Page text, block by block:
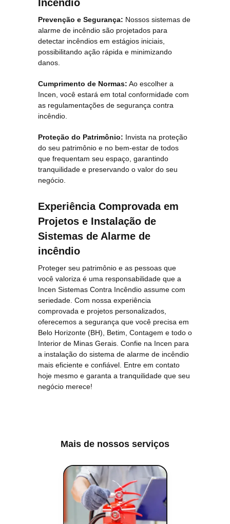
Incêndio
Prevenção e Segurança: Nossos sistemas de
alarme de incêndio são projetados para
detectar incêndios em estágios iniciais,
possibilitando ação rápida e minimizando
danos.
Cumprimento de Normas: Ao escolher a
Incen, você estará em total conformidade com
as regulamentações de segurança contra
incêndio.
Proteção do Patrimônio: Invista na proteção
do seu patrimônio e no bem-estar de todos
que frequentam seu espaço, garantindo
tranquilidade e preservando o valor do seu
negócio.
Experiência Comprovada em
Projetos e Instalação de
Sistemas de Alarme de
incêndio
Proteger seu patrimônio e as pessoas que
você valoriza é uma responsabilidade que a
Incen Sistemas Contra Incêndio assume com
seriedade. Com nossa experiência
comprovada e projetos personalizados,
oferecemos a segurança que você precisa em
Belo Horizonte (BH), Betim, Contagem e todo o
Interior de Minas Gerais. Confie na Incen para
a instalação do sistema de alarme de incêndio
mais eficiente e confiável. Entre em contato
hoje mesmo e garanta a tranquilidade que seu
negócio merece!
Mais de nossos serviços